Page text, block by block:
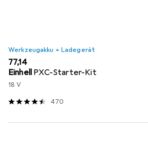
Werkzeugakku + Ladegerät
EUR
77,14
Einhell PXC-Starter-Kit
18 V
470